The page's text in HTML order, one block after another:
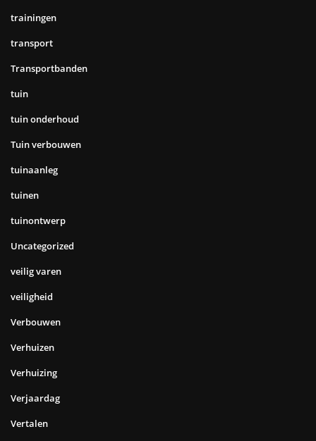
trainingen
transport
Transportbanden
tuin
tuin onderhoud
Tuin verbouwen
tuinaanleg
tuinen
tuinontwerp
Uncategorized
veilig varen
veiligheid
Verbouwen
Verhuizen
Verhuizing
Verjaardag
Vertalen